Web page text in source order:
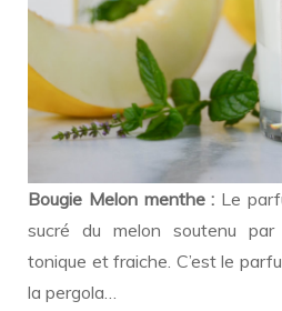
Bougie Melon menthe : Le
sucré du melon soutenu
tonique et fraiche. C’est le
la pergola…